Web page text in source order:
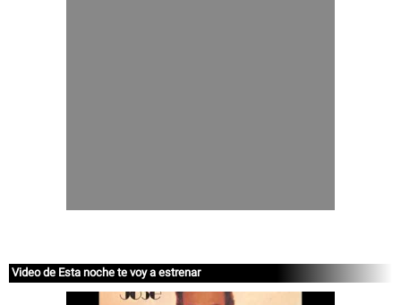
Video de Esta noche te voy a estrenar